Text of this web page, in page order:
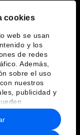
cookies
web se usan
y los
de redes
Además,
sobre el uso
nuestros
publicidad y
que les
hayan
que haya